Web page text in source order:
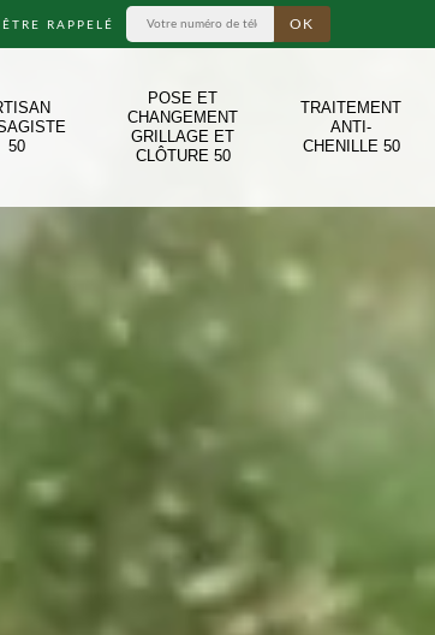
ÊTRE RAPPELÉ
50
POSE ET
CHANGEMENT
GRILLAGE ET
CLÔTURE 50
TRAITEMENT
ANTI-
CHENILLE 50